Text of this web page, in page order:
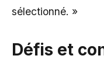
sélectionné. »
Défis et